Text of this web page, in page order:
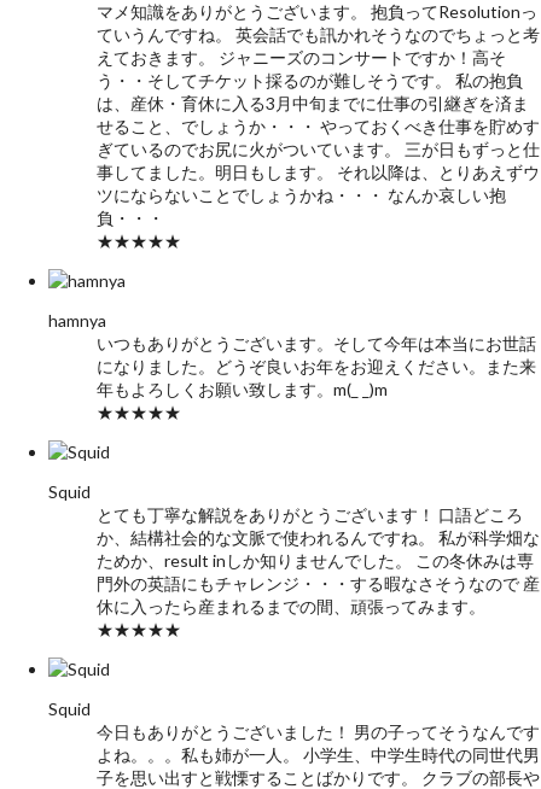
マメ知識をありがとうございます。 抱負ってResolutionっ
ていうんですね。 英会話でも訊かれそうなのでちょっと考
えておきます。 ジャニーズのコンサートですか！高そ
う・・そしてチケット採るのが難しそうです。 私の抱負
は、産休・育休に入る3月中旬までに仕事の引継ぎを済ま
せること、でしょうか・・・ やっておくべき仕事を貯めす
ぎているのでお尻に火がついています。 三が日もずっと仕
事してました。明日もします。 それ以降は、とりあえずウ
ツにならないことでしょうかね・・・ なんか哀しい抱
負・・・
★★★★★
hamnya
いつもありがとうございます。そして今年は本当にお世話
になりました。どうぞ良いお年をお迎えください。また来
年もよろしくお願い致します。m(_ _)m
★★★★★
Squid
とても丁寧な解説をありがとうございます！ 口語どころ
か、結構社会的な文脈で使われるんですね。 私が科学畑な
ためか、result inしか知りませんでした。 この冬休みは専
門外の英語にもチャレンジ・・・する暇なさそうなので 産
休に入ったら産まれるまでの間、頑張ってみます。
★★★★★
Squid
今日もありがとうございました！ 男の子ってそうなんです
よね。。。私も姉が一人。 小学生、中学生時代の同世代男
子を思い出すと戦慄することばかりです。 クラブの部長や